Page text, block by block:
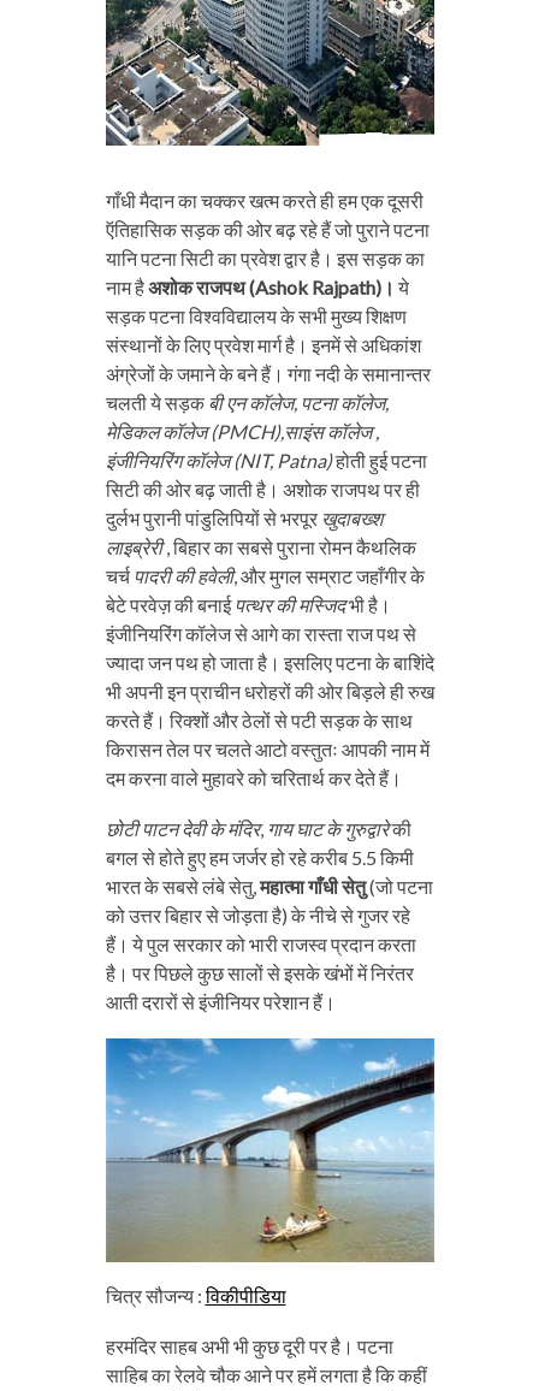
गाँधी मैदान का चक्कर खत्म करते ही हम एक दूसरी
ऍतिहासिक सड़क की ओर बढ़ रहे हैं जो पुराने पटना
यानि पटना सिटी का प्रवेश द्वार है। इस सड़क का
नाम हैअशोक राजपथ (Ashok Rajpath)। ये
सड़क पटना विश्वविद्यालय के सभी मुख्य शिक्षण
संस्थानों के लिए प्रवेश मार्ग है। इनमें से अधिकांश
अंग्रेजों के जमाने के बने हैं। गंगा नदी के समानान्तर
चलती ये सड़क बी एन कॉलेज, पटना कॉलेज,
मेडिकल कॉलेज (PMCH),साइंस कॉलेज ,
इंजीनियरिंग कॉलेज (NIT, Patna)होती हुई पटना
सिटी की ओर बढ़ जाती है। अशोक राजपथ पर ही
दुर्लभ पुरानी पांडुलिपियों से भरपूर खुदाबख्श
लाइब्रेरी, बिहार का सबसे पुराना रोमन कैथलिक
चर्च पादरी की हवेली, और मुगल सम्राट जहाँगीर के
बेटे परवेज़ की बनाई पत्थर की मस्जिदभी है।
इंजीनियरिंग कॉलेज से आगे का रास्ता राज पथ से
ज्यादा जन पथ हो जाता है। इसलिए पटना के बाशिंदे
भी अपनी इन प्राचीन धरोहरों की ओर बिड़ले ही रुख
करते हैं। रिक्शों और ठेलों से पटी सड़क के साथ
किरासन तेल पर चलते आटो वस्तुतः आपकी नाम में
दम करना वाले मुहावरे को चरितार्थ कर देते हैं।
छोटी पाटन देवी के मंदिर, गाय घाट के गुरुद्वारेकी
बगल से होते हुए हम जर्जर हो रहे करीब 5.5 किमी
भारत के सबसे लंबे सेतु,महात्मा गाँधी सेतु(जो पटना
को उत्तर बिहार से जोड़ता है) के नीचे से गुजर रहे
हैं। ये पुल सरकार को भारी राजस्व प्रदान करता
है। पर पिछले कुछ सालों से इसके खंभों में निरंतर
आती दरारों से इंजीनियर परेशान हैं।
चित्र सौजन्य :विकीपीडिया
हरमंदिर साहब अभी भी कुछ दूरी पर है। पटना
साहिब का रेलवे चौक आने पर हमें लगता है कि कहीं